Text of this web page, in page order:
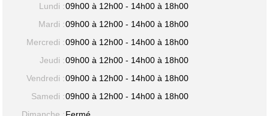
Lundi :09h00 à 12h00 - 14h00 à 18h00
Mardi :09h00 à 12h00 - 14h00 à 18h00
Mercredi :09h00 à 12h00 - 14h00 à 18h00
Jeudi :09h00 à 12h00 - 14h00 à 18h00
Vendredi :09h00 à 12h00 - 14h00 à 18h00
Samedi :09h00 à 12h00 - 14h00 à 18h00
Dimanche :Fermé